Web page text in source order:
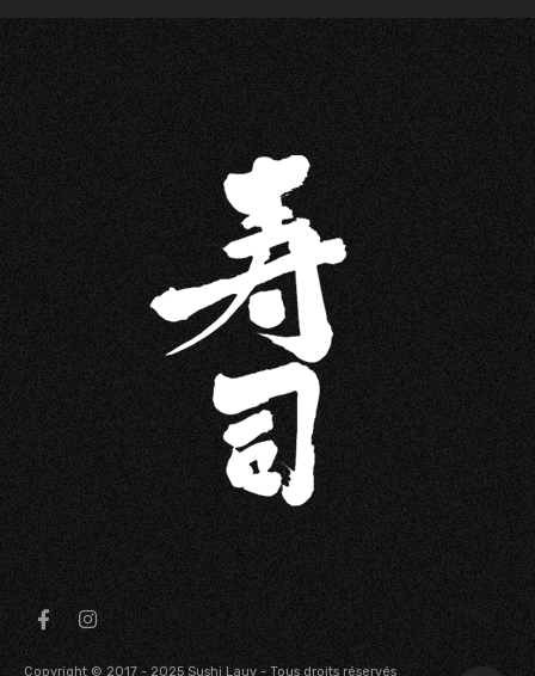
Copyright © 2017 - 2025 Sushi Lauv - Tous droits réservés